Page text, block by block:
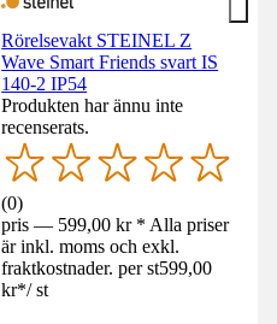
Rörelsevakt STEINEL Z
Wave Smart Friends svart IS
140-2 IP54
Produkten har ännu inte
recenserats.
(0)
pris — 599,00 kr * Alla priser
är inkl. moms och exkl.
fraktkostnader. per st599,00
kr*/ st